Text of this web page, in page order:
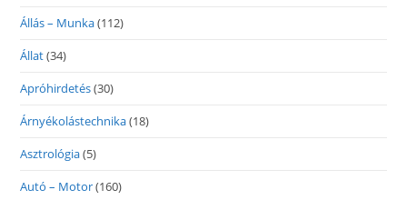
Állás – Munka(112)
Állat(34)
Apróhirdetés(30)
Árnyékolástechnika(18)
Asztrológia(5)
Autó – Motor(160)